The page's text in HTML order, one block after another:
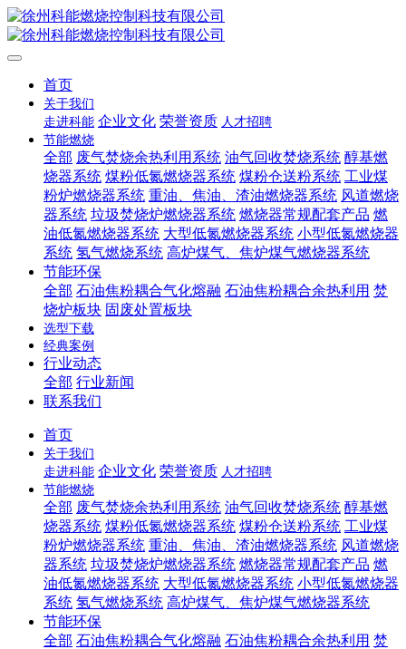
首页
关于我们
走进科能 企业文化 荣誉资质 人才招聘
节能燃烧
全部 废气焚烧余热利用系统 油气回收焚烧系统 醇基燃
烧器系统 煤粉低氮燃烧器系统 煤粉仓送粉系统 工业煤
粉炉燃烧器系统 重油、焦油、渣油燃烧器系统 风道燃烧
器系统 垃圾焚烧炉燃烧器系统 燃烧器常规配套产品 燃
油低氮燃烧器系统 大型低氮燃烧器系统 小型低氮燃烧器
系统 氢气燃烧系统 高炉煤气、焦炉煤气燃烧器系统
节能环保
全部 石油焦粉耦合气化熔融 石油焦粉耦合余热利用 焚
烧炉板块 固废处置板块
选型下载
经典案例
行业动态
全部 行业新闻
联系我们
首页
关于我们
走进科能 企业文化 荣誉资质 人才招聘
节能燃烧
全部 废气焚烧余热利用系统 油气回收焚烧系统 醇基燃
烧器系统 煤粉低氮燃烧器系统 煤粉仓送粉系统 工业煤
粉炉燃烧器系统 重油、焦油、渣油燃烧器系统 风道燃烧
器系统 垃圾焚烧炉燃烧器系统 燃烧器常规配套产品 燃
油低氮燃烧器系统 大型低氮燃烧器系统 小型低氮燃烧器
系统 氢气燃烧系统 高炉煤气、焦炉煤气燃烧器系统
节能环保
全部 石油焦粉耦合气化熔融 石油焦粉耦合余热利用 焚